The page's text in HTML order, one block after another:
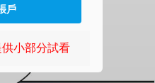
戶
小部分試看